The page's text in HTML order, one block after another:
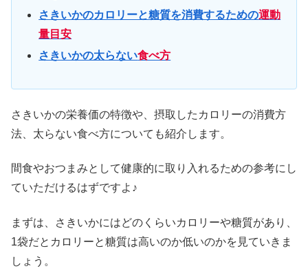
さきいかのカロリーと糖質を消費するための運動
量目安
さきいかの太らない食べ方
さきいかの栄養価の特徴や、摂取したカロリーの消費方
法、太らない食べ方についても紹介します。
間食やおつまみとして健康的に取り入れるための参考にし
ていただけるはずですよ♪
まずは、さきいかにはどのくらいカロリーや糖質があり、
1袋だとカロリーと糖質は高いのか低いのかを見ていきま
しょう。